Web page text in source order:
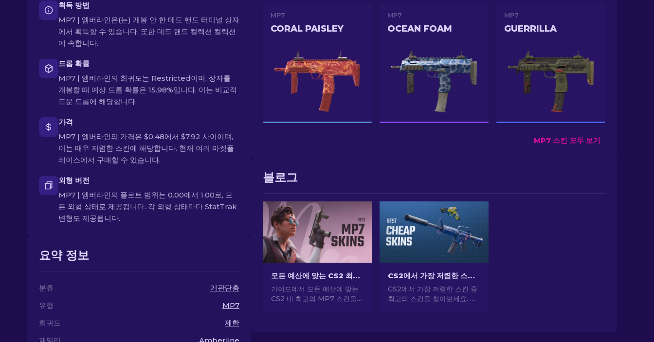
획득 방법
MP7 | 엠버라인은(는) 개봉 안 한 데드 핸드 터미널 상자
에서 획득할 수 있습니다. 또한 데드 핸드 컬렉션 컬렉션
에 속합니다.
드롭 확률
MP7 | 엠버라인의 희귀도는 Restricted이며, 상자를
개봉할 때 예상 드롭 확률은 15.98%입니다. 이는 비교적
드문 드롭에 해당합니다.
가격
MP7 | 엠버라인의 가격은 $0.48에서 $7.92 사이이며,
이는 매우 저렴한 스킨에 해당합니다. 현재 여러 마켓플
레이스에서 구매할 수 있습니다.
외형 버전
MP7 | 엠버라인의 플로트 범위는 0.00에서 1.00로, 모
든 외형 상태로 제공됩니다. 각 외형 상태마다 StatTrak
변형도 제공됩니다.
요약 정보
분류
기관단총
유형
MP7
희귀도
제한
MP7
CORAL PAISLEY
MP7
OCEAN FOAM
MP7
GUERRILLA
MP7 스킨 모두 보기
블로그
모든 예산에 맞는 CS2 최고의 MP7 스킨 [2026]
가이드에서 모든 예산에 맞는
CS2 내 최고의 MP7 스킨을
CS2에서 가장 저렴한 스킨 [2026]
CS2에서 가장 저렴한 스킨 중
최고의 스킨을 찾아보세요. 전